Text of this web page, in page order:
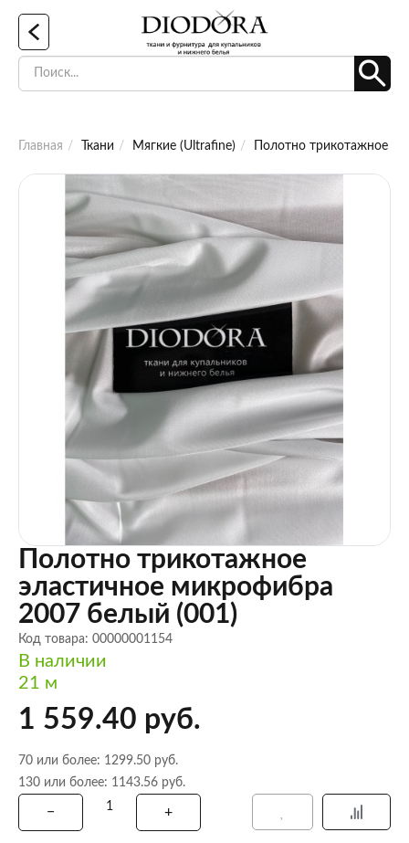
Главная Ткани Мягкие (Ultrafine) Полотно трикотажное
Полотно трикотажное
эластичное микрофибра
2007 белый (001)
Код товара: 00000001154
В наличии
21 м
1 559.40 руб.
70 или более: 1299.50 руб.
130 или более: 1143.56 руб.